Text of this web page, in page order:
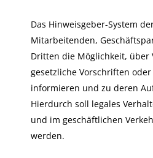
Das Hinweisgeber-System
Mitarbeitenden,
Dritten die Möglichkeit, über
gesetzliche Vorschriften
informieren und zu deren
Hierdurch soll legales
und im geschäftlichen
werden.